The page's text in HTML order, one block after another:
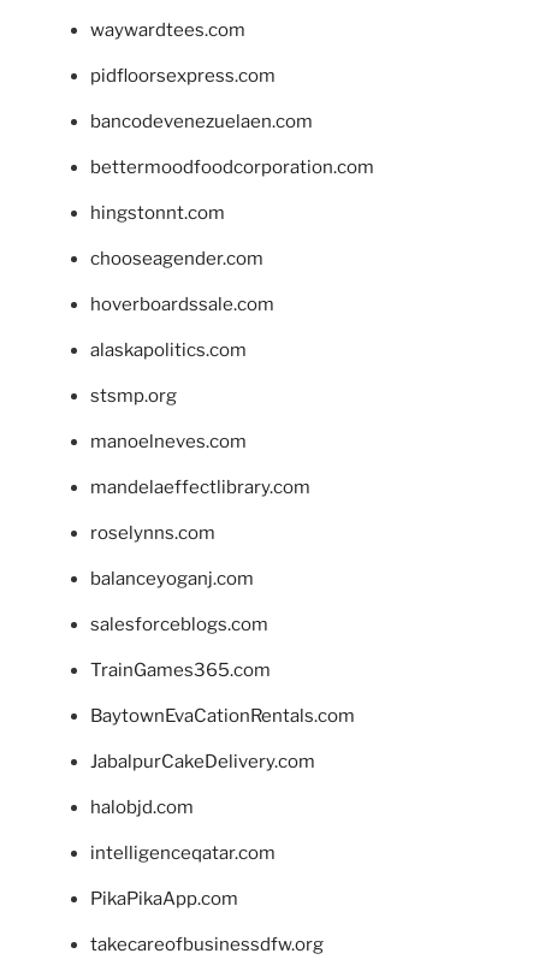
waywardtees.com
pidfloorsexpress.com
bancodevenezuelaen.com
bettermoodfoodcorporation.com
hingstonnt.com
chooseagender.com
hoverboardssale.com
alaskapolitics.com
stsmp.org
manoelneves.com
mandelaeffectlibrary.com
roselynns.com
balanceyoganj.com
salesforceblogs.com
TrainGames365.com
BaytownEvaCationRentals.com
JabalpurCakeDelivery.com
halobjd.com
intelligenceqatar.com
PikaPikaApp.com
takecareofbusinessdfw.org